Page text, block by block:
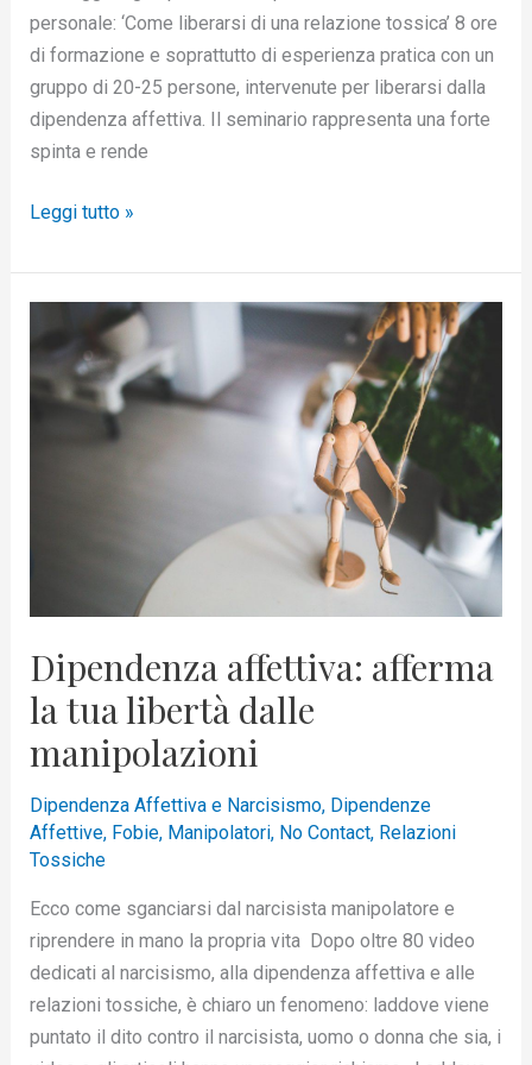
personale: ‘Come liberarsi di una relazione tossica’ 8 ore
di formazione e soprattutto di esperienza pratica con un
gruppo di 20-25 persone, intervenute per liberarsi dalla
dipendenza affettiva. Il seminario rappresenta una forte
spinta e rende
Leggi tutto »
Dipendenza affettiva: afferma
la tua libertà dalle
manipolazioni
Dipendenza Affettiva e Narcisismo, Dipendenze
Affettive, Fobie, Manipolatori, No Contact, Relazioni
Tossiche
Ecco come sganciarsi dal narcisista manipolatore e
riprendere in mano la propria vita Dopo oltre 80 video
dedicati al narcisismo, alla dipendenza affettiva e alle
relazioni tossiche, è chiaro un fenomeno: laddove viene
puntato il dito contro il narcisista, uomo o donna che sia, i
Dipendenza
affettiva:
afferma